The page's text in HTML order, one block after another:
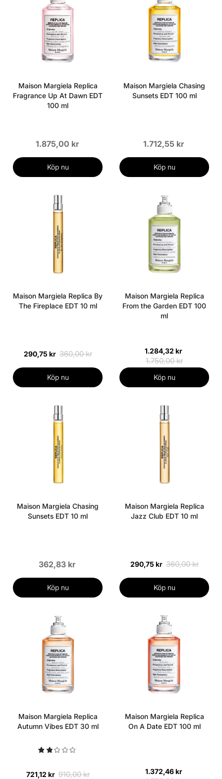
Maison Margiela Replica
Fragrance Up At Dawn EDT
100 ml
1.875,00 kr
Köp nu
Maison Margiela Chasing
Sunsets EDT 100 ml
1.712,55 kr
Köp nu
Maison Margiela Replica By
The Fireplace EDT 10 ml
290,75 kr 360,00 kr
Köp nu
Maison Margiela Replica
From the Garden EDT 100
ml
1.284,32 kr
1.750,00 kr
Köp nu
Maison Margiela Chasing
Sunsets EDT 10 ml
362,83 kr
Köp nu
Maison Margiela Replica
Jazz Club EDT 10 ml
290,75 kr 360,00 kr
Köp nu
Maison Margiela Replica
Autumn Vibes EDT 30 ml
721,12 kr 910,00 kr
Maison Margiela Replica
On A Date EDT 100 ml
1.372,46 kr